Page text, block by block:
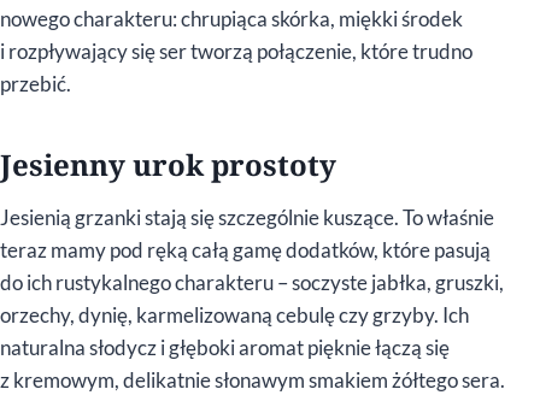
nowego charakteru: chrupiąca skórka, miękki środek
i rozpływający się ser tworzą połączenie, które trudno
przebić.
Jesienny urok prostoty
Jesienią grzanki stają się szczególnie kuszące. To właśnie
teraz mamy pod ręką całą gamę dodatków, które pasują
do ich rustykalnego charakteru – soczyste jabłka, gruszki,
orzechy, dynię, karmelizowaną cebulę czy grzyby. Ich
naturalna słodycz i głęboki aromat pięknie łączą się
z kremowym, delikatnie słonawym smakiem żółtego sera.